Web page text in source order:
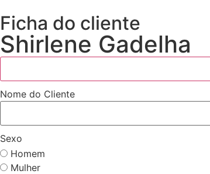
Ficha do cliente
Shirlene Gadelha
Nome do Cliente
Sexo
Homem
Mulher